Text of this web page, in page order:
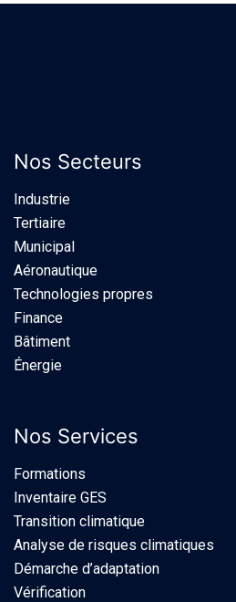
Nos Secteurs
Industrie​
Tertiaire
Municipal
Aéronautique
Technologies propres
Finance
Bâtiment
Énergie
Nos Services
Formations
Inventaire GES
Transition climatique
Analyse de risques climatiques
Démarche d’adaptation
Vérification